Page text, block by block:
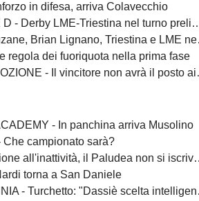
in difesa, arriva Colavecchio
Derby LME-Triestina nel turno preliminare
Brian Lignano, Triestina e LME nel girone C
regola dei fuoriquota nella prima fase
- Il vincitore non avrà il posto ai play-off
- In panchina arriva Musolino
campionato sarà?
il Paludea non si iscrive alla Terza categoria
torna a San Daniele
"Dassiè scelta intelligente. Costruito una squadra esperta"